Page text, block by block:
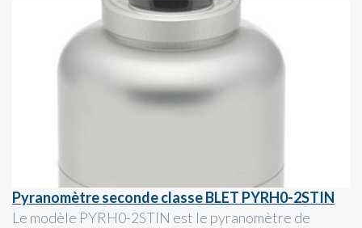
Pyranomètre seconde classe BLET PYRH0-2STIN
Le modèle PYRH0-2STIN est le pyranomètre de